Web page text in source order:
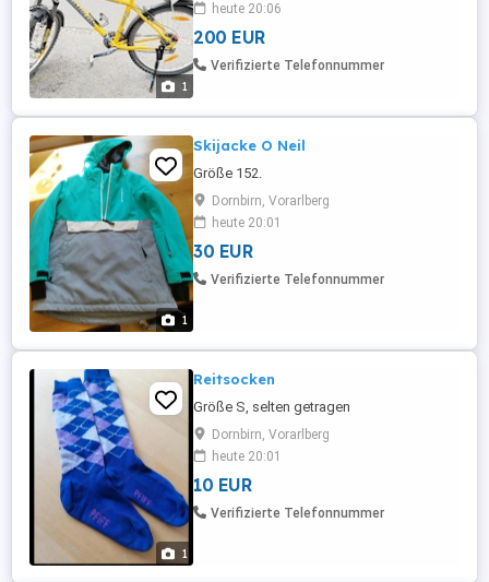
1
heute 20:06
200 EUR
Verifizierte Telefonnummer
1
Skijacke O Neil
Größe 152.
Dornbirn, Vorarlberg
heute 20:01
30 EUR
Verifizierte Telefonnummer
1
Reitsocken
Größe S, selten getragen
Dornbirn, Vorarlberg
heute 20:01
10 EUR
Verifizierte Telefonnummer